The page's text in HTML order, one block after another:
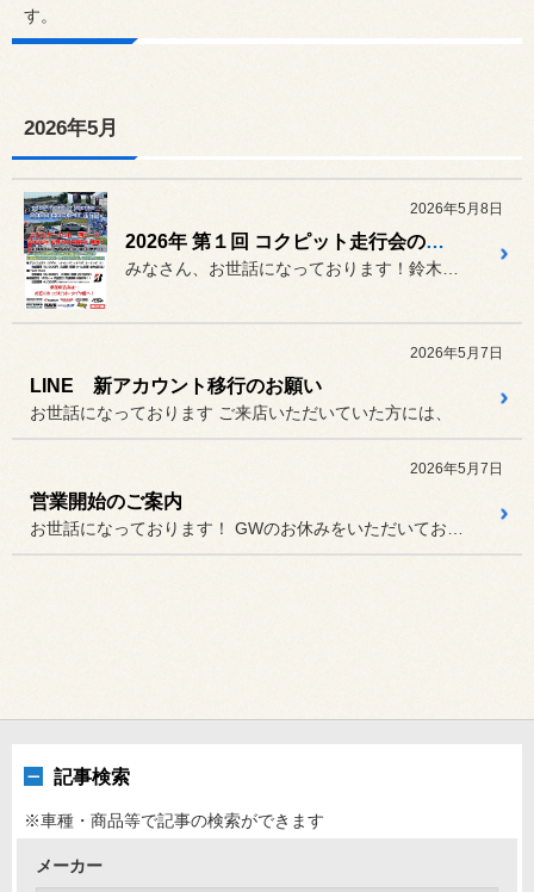
す。
2026年5月
2026年5月8日
2026年 第１回 コクピット走行会のご案内
2026年5月7日
LINE 新アカウント移行のお願い
お世話になっております ご来店いただいていた方には、
2026年5月7日
営業開始のご案内
記事検索
※車種・商品等で記事の検索ができます
メーカー